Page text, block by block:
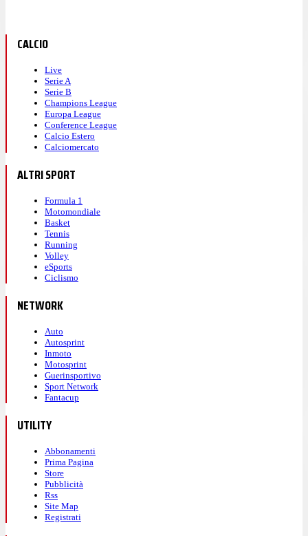
CALCIO
Live
Serie A
Serie B
Champions League
Europa League
Conference League
Calcio Estero
Calciomercato
ALTRI SPORT
Formula 1
Motomondiale
Basket
Tennis
Running
Volley
eSports
Ciclismo
NETWORK
Auto
Autosprint
Inmoto
Motosprint
Guerinsportivo
Sport Network
Fantacup
UTILITY
Abbonamenti
Prima Pagina
Store
Pubblicità
Rss
Site Map
Registrati